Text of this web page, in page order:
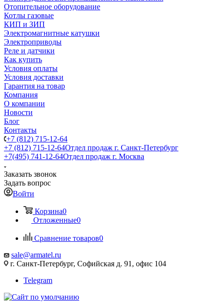
Отопительное оборудование
Котлы газовые
КИП и ЗИП
Электромагнитные катушки
Электроприводы
Реле и датчики
Как купить
Условия оплаты
Условия доставки
Гарантия на товар
Компания
О компании
Новости
Блог
Контакты
+7 (812) 715-12-64
+7 (812) 715-12-64Отдел продаж г. Санкт-Петербург
+7(495) 741-12-64Отдел продаж г. Москва
Заказать звонок
Задать вопрос
Войти
Корзина0
Отложенные0
Сравнение товаров0
sale@armatel.ru
г. Санкт-Петербург, Софийская д. 91, офис 104
Telegram